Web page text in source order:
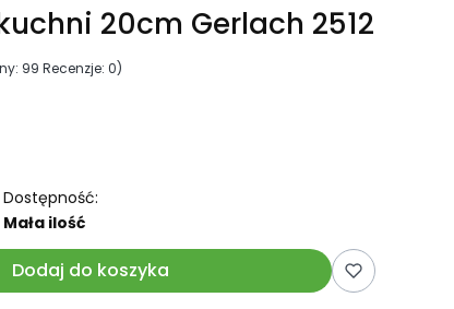
20cm Gerlach 2512
99 Recenzje: 0)
Dostępność:
Mała ilość
Dodaj do koszyka